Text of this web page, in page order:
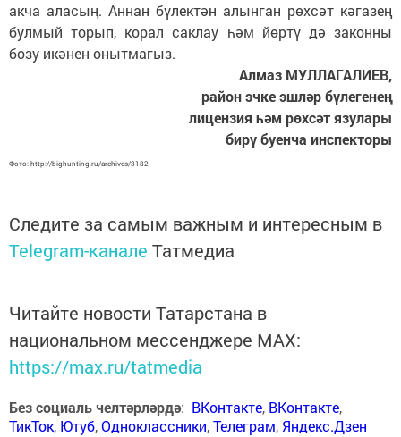
акча аласың. Аннан бүлектән алынган рөхсәт кәгазең
булмый торып, корал саклау һәм йөртү дә законны
бозу икәнен онытмагыз.
Алмаз МУЛЛАГАЛИЕВ,
район эчке эшләр бүлегенең
лицензия һәм рөхсәт язулары
бирү буенча инспекторы
Фото: http://bighunting.ru/archives/3182
Следите за самым важным и интересным в
Telegram-канале Татмедиа
Читайте новости Татарстана в
национальном мессенджере MАХ:
https://max.ru/tatmedia
Без социаль челтәрләрдә: ВКонтакте, ВКонтакте,
ТикТок, Ютуб,Одноклассники,Телеграм, Яндекс.Дзен